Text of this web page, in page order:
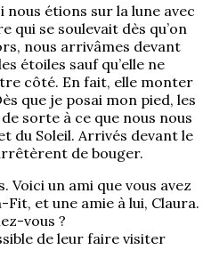
nous étions sur la lune avec
qui se soulevait dès qu’on
nous arrivâmes devant
étoiles sauf qu’elle ne
côté. En fait, elle monter
que je posai mon pied, les
sorte à ce que nous nous
du Soleil. Arrivés devant le
de bouger.
Voici un ami que vous avez
et une amie à lui, Claura.
vous ?
de leur faire visiter